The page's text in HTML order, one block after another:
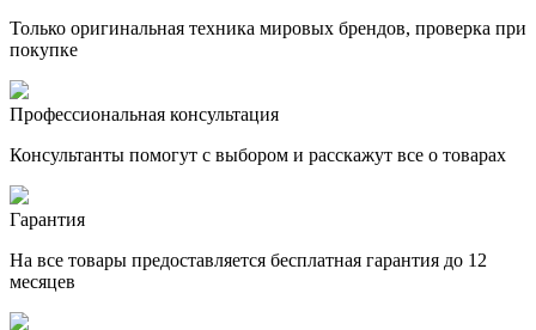
Только оригинальная техника мировых брендов, проверка при
покупке
Профессиональная консультация
Консультанты помогут с выбором и расскажут все о товарах
Гарантия
На все товары предоставляется бесплатная гарантия до 12
месяцев